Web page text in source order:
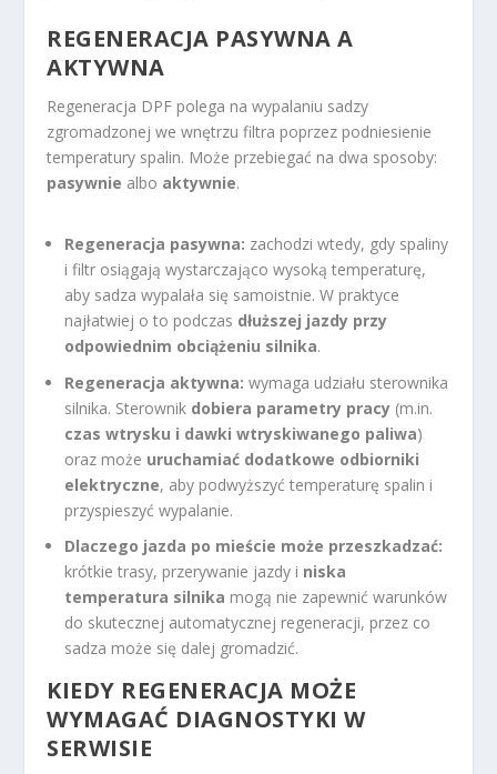
REGENERACJA PASYWNA A
AKTYWNA
Regeneracja DPF polega na wypalaniu sadzy
zgromadzonej we wnętrzu filtra poprzez podniesienie
temperatury spalin. Może przebiegać na dwa sposoby:
pasywnie albo aktywnie.
Regeneracja pasywna: zachodzi wtedy, gdy spaliny
i filtr osiągają wystarczająco wysoką temperaturę,
aby sadza wypalała się samoistnie. W praktyce
najłatwiej o to podczas dłuższej jazdy przy
odpowiednim obciążeniu silnika.
Regeneracja aktywna: wymaga udziału sterownika
silnika. Sterownik dobiera parametry pracy (m.in.
czas wtrysku i dawki wtryskiwanego paliwa)
oraz może uruchamiać dodatkowe odbiorniki
elektryczne, aby podwyższyć temperaturę spalin i
przyspieszyć wypalanie.
Dlaczego jazda po mieście może przeszkadzać:
krótkie trasy, przerywanie jazdy i niska
temperatura silnika mogą nie zapewnić warunków
do skutecznej automatycznej regeneracji, przez co
sadza może się dalej gromadzić.
KIEDY REGENERACJA MOŻE
WYMAGAĆ DIAGNOSTYKI W
SERWISIE